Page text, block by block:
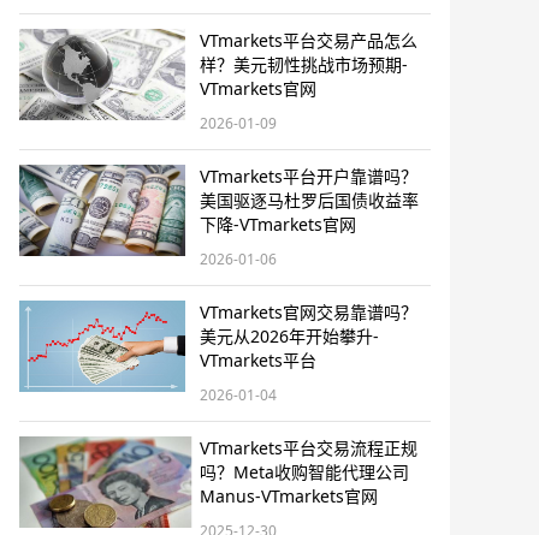
VTmarkets平台交易产品怎么
样？美元韧性挑战市场预期-
VTmarkets官网
2026-01-09
VTmarkets平台开户靠谱吗？
美国驱逐马杜罗后国债收益率
下降-VTmarkets官网
2026-01-06
VTmarkets官网交易靠谱吗？
美元从2026年开始攀升-
VTmarkets平台
2026-01-04
VTmarkets平台交易流程正规
吗？Meta收购智能代理公司
Manus-VTmarkets官网